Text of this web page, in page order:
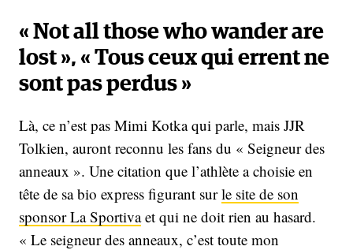
« Not all those who wander are
lost », « Tous ceux qui errent ne
sont pas perdus »
Là, ce n’est pas Mimi Kotka qui parle, mais JJR
Tolkien, auront reconnu les fans du « Seigneur des
anneaux ». Une citation que l’athlète a choisie en
tête de sa bio express figurant surle site de son
sponsor La Sportivaet qui ne doit rien au hasard.
« Le seigneur des anneaux, c’est toute mon